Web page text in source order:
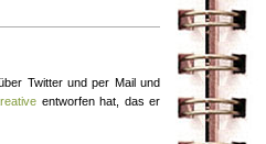
Twitter und per Mail und
entworfen hat, das er